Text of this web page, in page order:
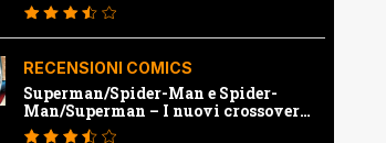
RECENSIONI COMICS
Superman/Spider-Man e Spider-
Man/Superman – I nuovi crossover
Marvel e Dc | Recensione